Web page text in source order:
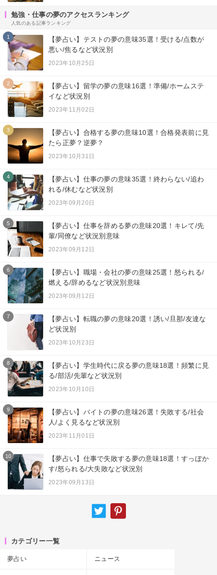
勉強・仕事の夢のアクセスランキング
人気のある記事ランキング
1
【夢占い】テストの夢の意味35選！受ける/点数が
悪い/焦るなど状況別
2023年10月25日
2
【夢占い】留学の夢の意味16選！準備/ホームステ
イなど状況別
2023年11月02日
3
【夢占い】合格する夢の意味10選！合格発表前に見
たら正夢？逆夢？
2023年10月31日
4
【夢占い】仕事の夢の意味35選！終わらない/追わ
れる/休むなど状況別
2023年09月20日
5
【夢占い】仕事を辞める夢の意味20選！キレて/先
輩/同僚など状況別意味
2023年09月12日
6
【夢占い】職場・会社の夢の意味25選！怒られる/
燃える/辞めるなど状況別意味
2023年09月12日
7
【夢占い】転職の夢の意味20選！誘い/旦那/友達な
ど状況別
2023年10月23日
8
【夢占い】学生時代に戻る夢の意味18選！頻繁に見
る/部活/先輩など状況別
2023年10月10日
9
【夢占い】バイトの夢の意味26選！失敗する/社会
人/よく見るなど状況別
2023年11月01日
10
【夢占い】仕事で失敗する夢の意味18選！すっぽか
す/怒られる/大失敗など状況別
2023年09月13日
カテゴリー一覧
夢占い ニュース